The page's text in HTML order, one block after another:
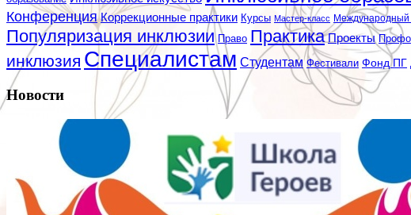
Конференция Коррекционные практики Курсы Мастер-класс Международный
Популяризация инклюзии Право Практика Проекты
инклюзия Специалистам Студентам Фестивали Фонд ПГ
Новости